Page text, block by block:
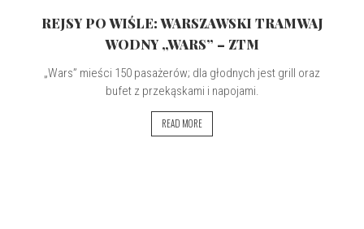
REJSY PO WIŚLE: WARSZAWSKI TRAMWAJ
WODNY „WARS” – ZTM
„Wars” mieści 150 pasażerów; dla głodnych jest grill oraz
bufet z przekąskami i napojami.
READ MORE